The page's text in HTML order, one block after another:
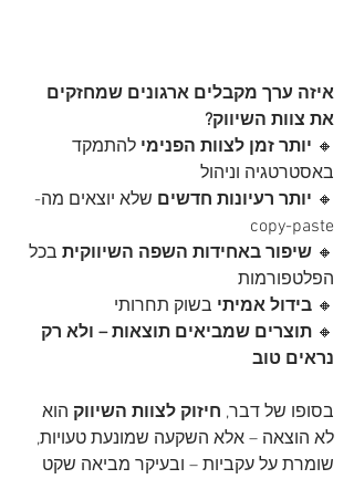
איזה ערך מקבלים ארגונים שמחזקים
את צוות השיווק?
🔸 יותר זמן לצוות הפנימי להתמקד
באסטרטגיה וניהול
🔸 יותר רעיונות חדשים שלא יוצאים מה-
copy-paste
🔸 שיפור באחידות השפה השיווקית בכל
הפלטפורמות
🔸 בידול אמיתי בשוק תחרותי
🔸 תוצרים שמביאים תוצאות – ולא רק
נראים טוב
בסופו של דבר, חיזוק לצוות השיווק הוא
לא הוצאה – אלא השקעה שמונעת טעויות,
שומרת על עקביות – ובעיקר מביאה שקט